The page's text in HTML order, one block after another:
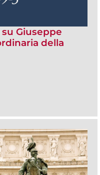
Giuseppe
della